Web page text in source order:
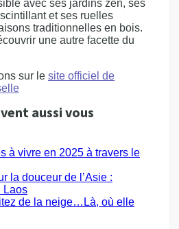
avec ses jardins zen, ses
et ses ruelles
traditionnelles en bois.
une autre facette du
sur le site officiel de
aussi vous
à vivre en 2025 à travers le
la douceur de l’Asie :
Laos
de la neige…Là, où elle